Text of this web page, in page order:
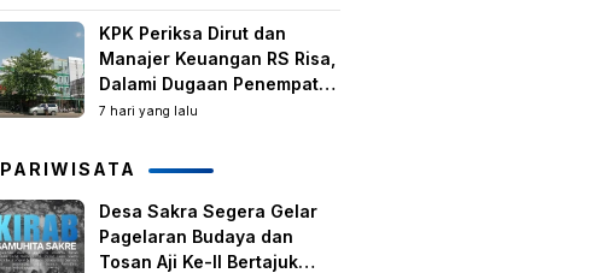
Pendidikan dan
Pencegahan Perkawinan
Anak
KPK Periksa Dirut dan
Manajer Keuangan RS Risa,
Dalami Dugaan Penempatan
Dana Rp2,25 Miliar oleh
7 hari yang lalu
PARIWISATA
Desa Sakra Segera Gelar
Pagelaran Budaya dan
Tosan Aji Ke-II Bertajuk